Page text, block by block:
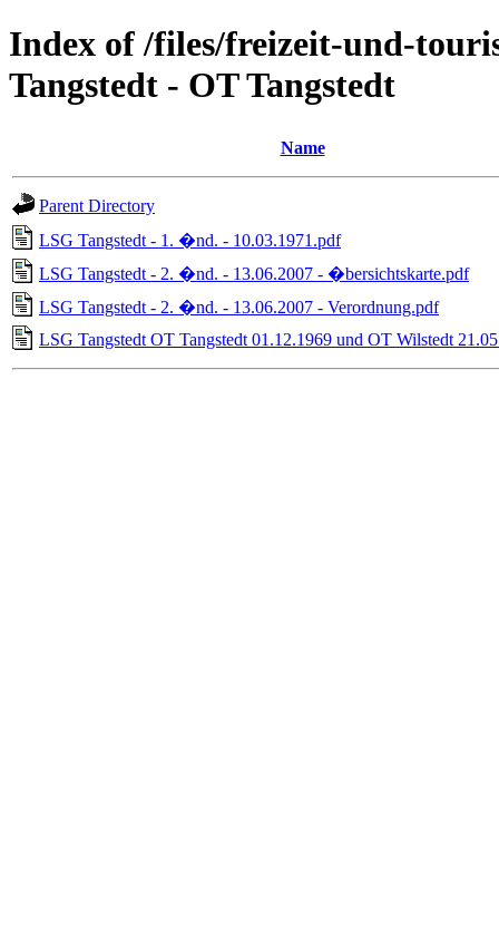
Index of /files/freizeit-und-
Tangstedt - OT Tangstedt
Name
Parent Directory
LSG Tangstedt - 1. �nd. - 10.03.1971.pdf
LSG Tangstedt - 2. �nd. - 13.06.2007 - �bersichtskarte.pdf
LSG Tangstedt - 2. �nd. - 13.06.2007 - Verordnung.pdf
LSG Tangstedt OT Tangstedt 01.12.1969 und OT Wilstedt